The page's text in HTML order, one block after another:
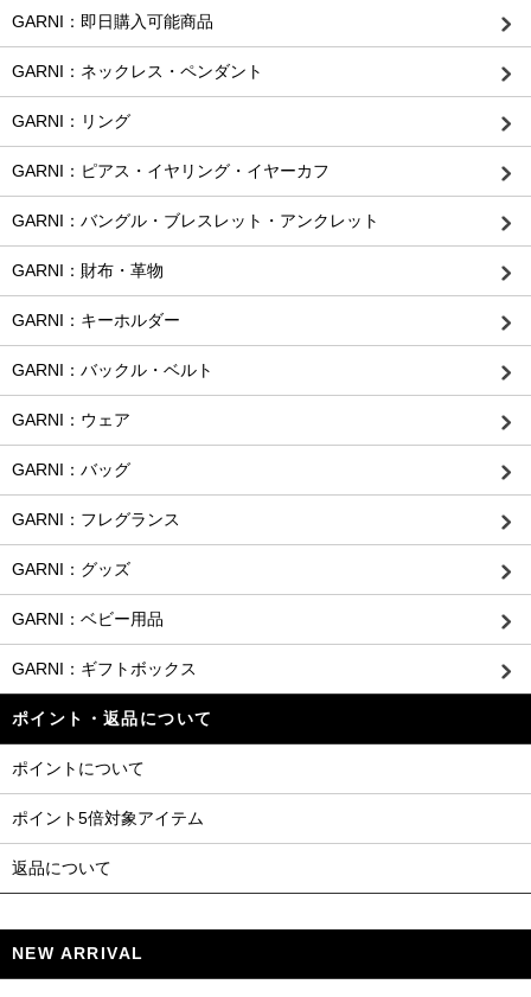
GARNI：即日購入可能商品
GARNI：ネックレス・ペンダント
GARNI：リング
GARNI：ピアス・イヤリング・イヤーカフ
GARNI：バングル・ブレスレット・アンクレット
GARNI：財布・革物
GARNI：キーホルダー
GARNI：バックル・ベルト
GARNI：ウェア
GARNI：バッグ
GARNI：フレグランス
GARNI：グッズ
GARNI：ベビー用品
GARNI：ギフトボックス
ポイント・返品について
ポイントについて
ポイント5倍対象アイテム
返品について
NEW ARRIVAL